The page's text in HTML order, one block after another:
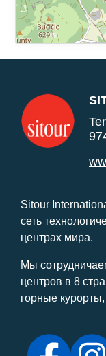
Sitour
сеть
центрах мира.
Мы
центров в 8
горные